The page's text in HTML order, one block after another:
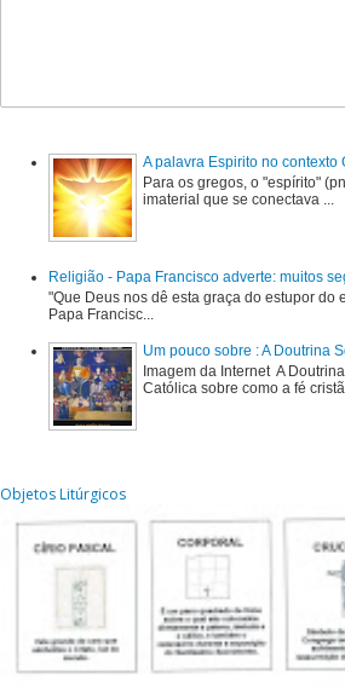
A palavra Espirito no contexto
Para os gregos, o "espírito"
imaterial que se conectava ...
Religião - Papa Francisco adverte: muitos
"Que Deus nos dê esta graça do estupor
Papa Francisc...
Um pouco sobre : A Doutrina
Imagem da Internet A
Católica sobre como a fé cristã
Objetos Litúrgicos